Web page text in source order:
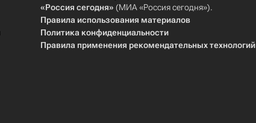
«Россия сегодня» (МИА «Россия сегодня»).
Правила использования материалов
Политика конфиденциальности
Правила применения рекомендательных технологий